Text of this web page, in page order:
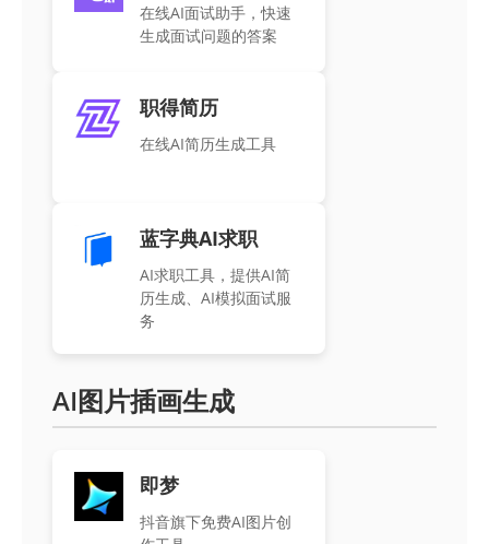
在线AI面试助手，快速
生成面试问题的答案
职得简历
在线AI简历生成工具
蓝字典AI求职
AI求职工具，提供AI简
历生成、AI模拟面试服
务
AI图片插画生成
即梦
抖音旗下免费AI图片创